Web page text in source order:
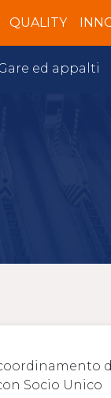
QUALITY
ed appalti
di
Socio Unico